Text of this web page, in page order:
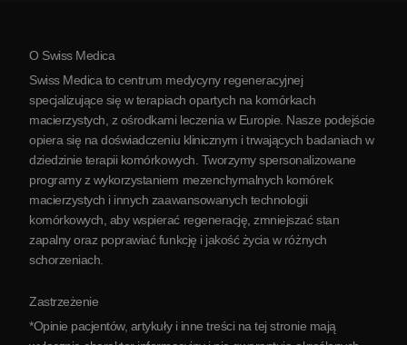
O Serbii
Partnerstwo
Skontaktuj się z nami
O Swiss Medica
Swiss Medica to centrum medycyny regeneracyjnej
specjalizujące się w terapiach opartych na komórkach
macierzystych, z ośrodkami leczenia w Europie. Nasze podejście
opiera się na doświadczeniu klinicznym i trwających badaniach w
dziedzinie terapii komórkowych. Tworzymy spersonalizowane
programy z wykorzystaniem mezenchymalnych komórek
macierzystych i innych zaawansowanych technologii
komórkowych, aby wspierać regenerację, zmniejszać stan
zapalny oraz poprawiać funkcję i jakość życia w różnych
schorzeniach.
Zastrzeżenie
*Opinie pacjentów, artykuły i inne treści na tej stronie mają